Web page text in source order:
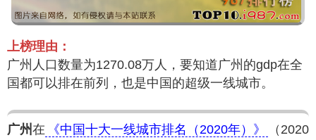
上榜理由：
广州人口数量为1270.08万人，要知道广州的gdp在全
国都可以排在前列，也是中国的超级一线城市。
广州在 《中国十大一线城市排名（2020年）》
（2020